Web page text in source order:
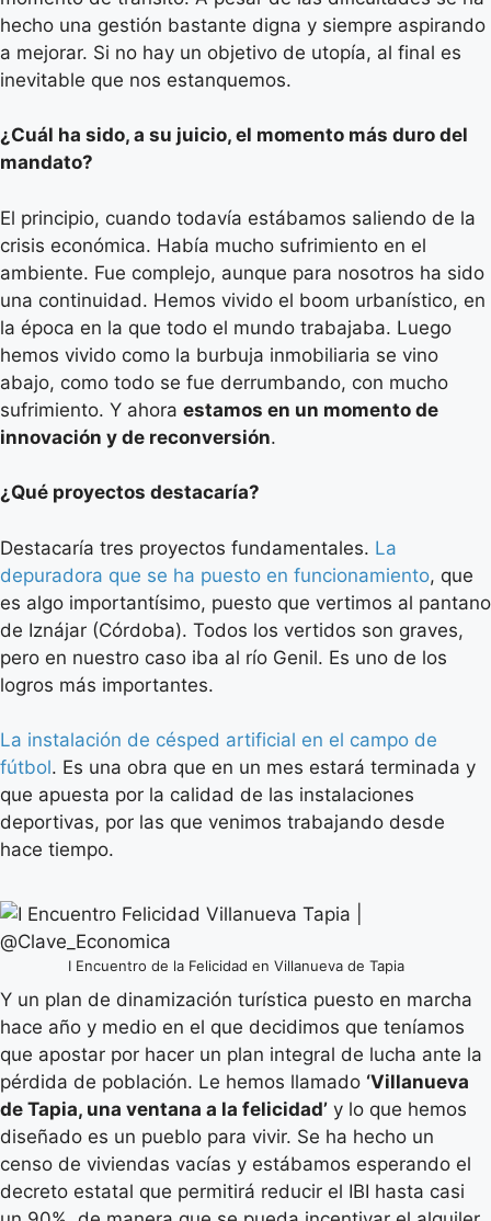
hecho una gestión bastante digna y siempre aspirando
a mejorar. Si no hay un objetivo de utopía, al final es
inevitable que nos estanquemos.
¿Cuál ha sido, a su juicio, el momento más duro del
mandato?
El principio, cuando todavía estábamos saliendo de la
crisis económica. Había mucho sufrimiento en el
ambiente. Fue complejo, aunque para nosotros ha sido
una continuidad. Hemos vivido el boom urbanístico, en
la época en la que todo el mundo trabajaba. Luego
hemos vivido como la burbuja inmobiliaria se vino
abajo, como todo se fue derrumbando, con mucho
sufrimiento. Y ahora estamos en un momento de
innovación y de reconversión.
¿Qué proyectos destacaría?
Destacaría tres proyectos fundamentales. La
depuradora que se ha puesto en funcionamiento, que
es algo importantísimo, puesto que vertimos al pantano
de Iznájar (Córdoba). Todos los vertidos son graves,
pero en nuestro caso iba al río Genil. Es uno de los
logros más importantes.
La instalación de césped artificial en el campo de
fútbol. Es una obra que en un mes estará terminada y
que apuesta por la calidad de las instalaciones
deportivas, por las que venimos trabajando desde
hace tiempo.
I Encuentro de la Felicidad en Villanueva de Tapia
Y un plan de dinamización turística puesto en marcha
hace año y medio en el que decidimos que teníamos
que apostar por hacer un plan integral de lucha ante la
pérdida de población. Le hemos llamado ‘Villanueva
de Tapia, una ventana a la felicidad’ y lo que hemos
diseñado es un pueblo para vivir. Se ha hecho un
censo de viviendas vacías y estábamos esperando el
decreto estatal que permitirá reducir el IBI hasta casi